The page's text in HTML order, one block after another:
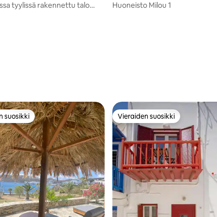
5, 105 arvostelua
tyylissä rakennettu talo
Huoneisto Milou 1
5, 8 arvostelua
suosikki
suosikki Vieraiden suosikki
Vieraiden suosikki